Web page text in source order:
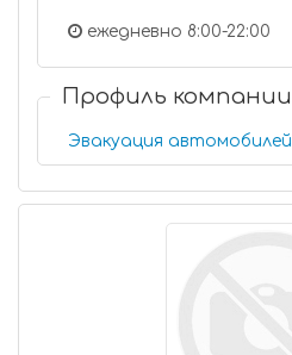
ежедневно 8:00-22:00
Профиль компании
Эвакуация автомобилей